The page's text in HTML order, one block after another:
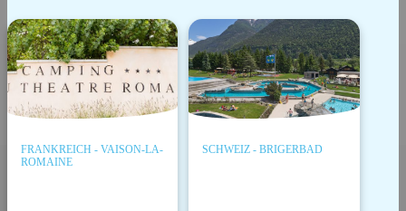
FRANKREICH - VAISON-LA-
ROMAINE
SCHWEIZ - BRIGERBAD